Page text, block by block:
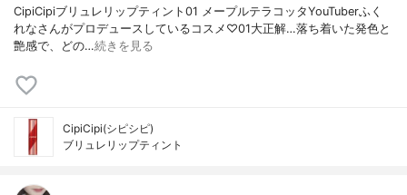
CipiCipiブリュレリップティント01 メープルテラコッタYouTuberふく
れなさんがプロデュースしているコスメ♡01大正解…落ち着いた発色と
艶感で、どの…続きを見る
CipiCipi(シピシピ)
ブリュレリップティント